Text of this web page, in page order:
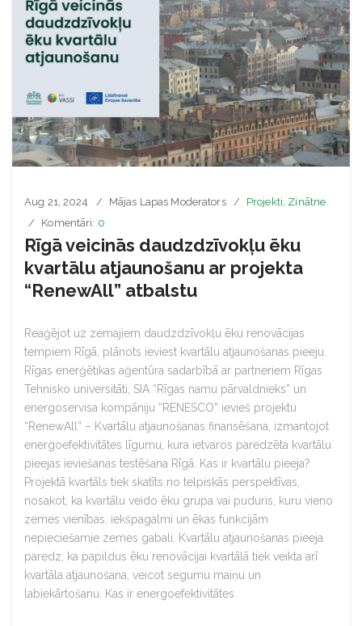
Aug 21, 2024 Mājas Lapas Moderators Projekti, Zinātne
Komentāri: 0
Rīgā veicinās daudzdzīvokļu ēku
kvartālu atjaunošanu ar projekta
“RenewAll” atbalstu
Reaģējot uz zemajiem daudzdzīvokļu ēku renovācijas
tempiem Rīgā, plānots ieviest kvartālu atjaunošanas pieeju.
Rīgas enerģētikas aģentūra sadarbībā ar partneriem Rīgas
Tehnisko universitāti, SIA “Rīgas namu pārvaldnieks” un
energoservisa kompāniju “RENESCO” ievieš projektu
“RenewAll” – Kvartālu atjaunošanas finansēšana, izmantojot
energoefektivitātes līgumu, kura ietvaros paredzēta kvartālu
pieejas ieviešanas testēšana Rīgā. Kas ir kvartālu pieeja?
Projektā kvartāls tiek skatīts no telpiskās perspektīvas,
nosakot, ka kvartālu veido ēku grupa vai puduris, kuru vieno
zemes vienības, iekšpagalmi un ēkas funkcijām
nepieciešamie zemes gabali. Kvartālu atjaunošanas pieeja
paredz, ka papildus ēku renovācijai kvartālā tiek veikta arī
kvartāla atjaunošana, veicot segumu maiņu un
labiekārtošanu. Kas ir energoefektivitātes.